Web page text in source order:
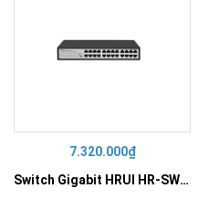
7.320.000₫
Switch Gigabit HRUI HR-SWG10240D